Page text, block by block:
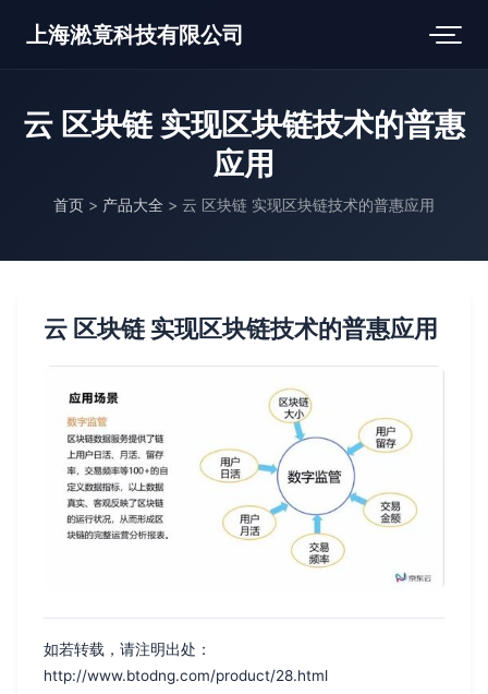
上海淞竟科技有限公司
云 区块链 实现区块链技术的普惠
应用
首页 > 产品大全 > 云 区块链 实现区块链技术的普惠应用
云 区块链 实现区块链技术的普惠应用
如若转载，请注明出处：
http://www.btodng.com/product/28.html